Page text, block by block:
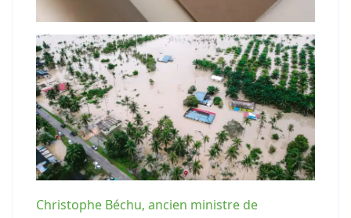
Christophe Béchu, ancien ministre de